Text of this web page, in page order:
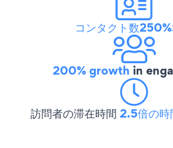
コンタクト数
200% growth in
訪問者の滞在時間 2.5倍の時